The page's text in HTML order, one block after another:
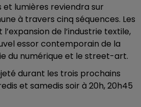
et lumières reviendra sur
à travers cinq séquences. Les
de l’industrie textile,
essor contemporain de la
du numérique et le street-art.
durant les trois prochains
et samedis soir à 20h, 20h45